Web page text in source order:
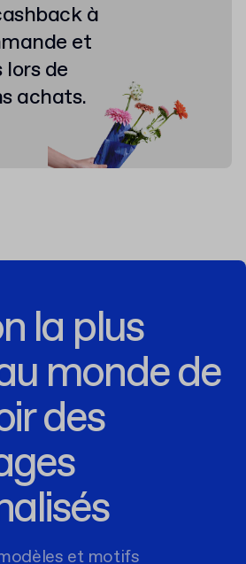
à
et
lors de
achats.
la plus
monde de
des
et motifs